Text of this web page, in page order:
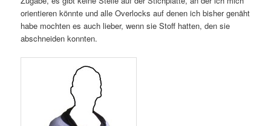
orientieren könnte und alle Overlocks auf denen ich bisher genäht
habe mochten es auch lieber, wenn sie Stoff hatten, den sie
abschneiden konnten.